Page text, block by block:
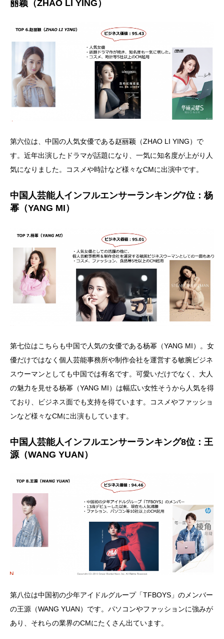
丽颖（ZHAO LI YING）
第六位は、中国の人気女優である赵丽颖（ZHAO LI YING）で
す。近年出演したドラマが話題になり、一気に知名度が上がり人
気になりました。コスメや時計など様々なCMに出演中です。
中国人芸能人インフルエンサーランキング7位：杨
幂（YANG MI）
第七位はこちらも中国で人気の女優である杨幂（YANG MI）。女
優だけではなく個人芸能事務所や制作会社を運営する敏腕ビジネ
スウーマンとしても中国では有名です。可愛いだけでなく、大人
の魅力を見せる杨幂（YANG MI）は幅広い女性そうから人気を得
ており、ビジネス面でも支持を得ています。コスメやファッショ
ンなど様々なCMに出演もしています。
中国人芸能人インフルエンサーランキング8位：王
源（WANG YUAN）
第八位は中国初の少年アイドルグループ「TFBOYS」のメンバー
の王源（WANG YUAN）です。パソコンやファッションに強みが
あり、それらの業界のCMにたくさん出ています。